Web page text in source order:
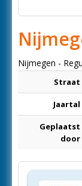
Nijmegen -
Straat
Jaartal
Geplaatst
door